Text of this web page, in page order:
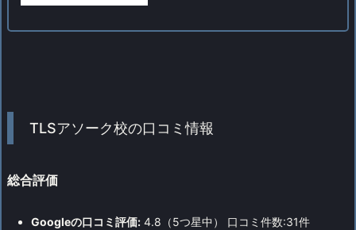
TLSアソーク校の口コミ情報
総合評価
Googleの口コミ評価: 4.8（5つ星中） 口コミ件数:31件